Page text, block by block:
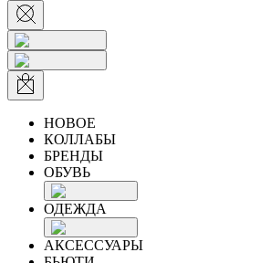
НОВОЕ
КОЛЛАБЫ
БРЕНДЫ
ОБУВЬ
ОДЕЖДА
АКСЕССУАРЫ